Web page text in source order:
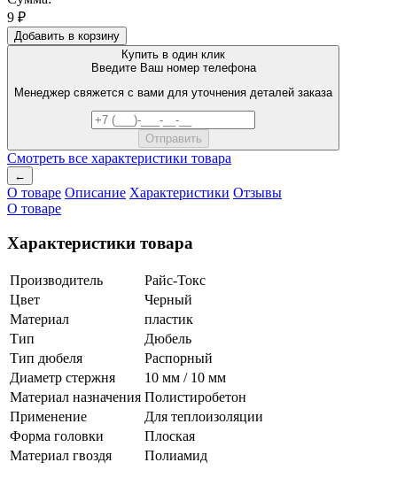
9 ₽
Добавить в корзину
Купить в один клик
Введите Ваш номер телефона
Менеджер свяжется с вами для уточнения деталей заказа
Смотреть все характеристики товара
←
О товаре Описание Характеристики Отзывы
О товаре
Характеристики товара
Производитель
Райс-Токс
Цвет
Черный
Материал
пластик
Тип
Дюбель
Тип дюбеля
Распорный
Диаметр стержня
10 мм / 10 мм
Материал назначения Полистиробетон
Применение
Для теплоизоляции
Форма головки
Плоская
Материал гвоздя
Полиамид